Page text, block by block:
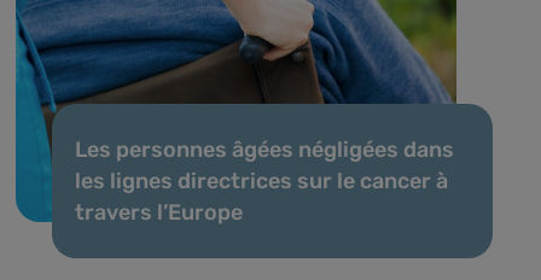
Les personnes âgées négligées dans
les lignes directrices sur le cancer à
travers l’Europe